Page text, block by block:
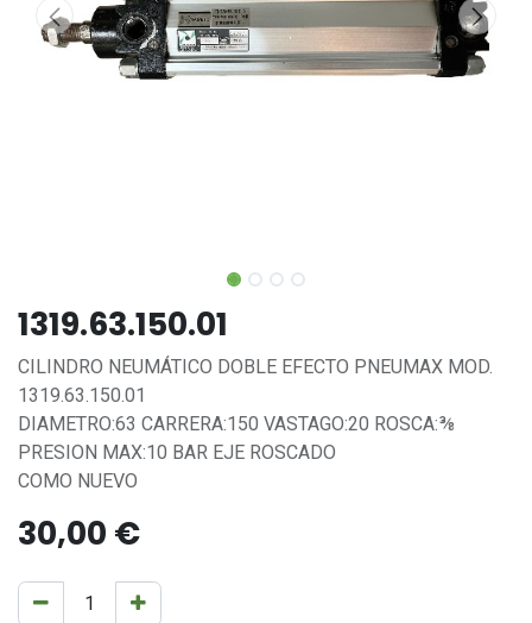
1319.63.150.01
CILINDRO NEUMÁTICO DOBLE EFECTO PNEUMAX MOD.
1319.63.150.01
DIAMETRO:63 CARRERA:150 VASTAGO:20 ROSCA:⅜
PRESION MAX:10 BAR EJE ROSCADO
COMO NUEVO
30,00 €